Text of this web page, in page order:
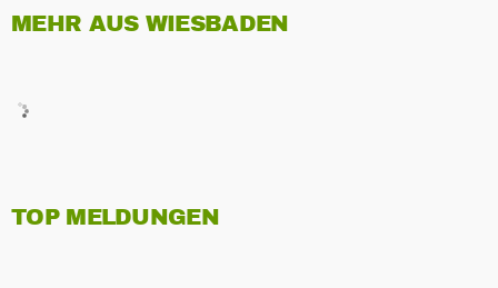
MEHR AUS WIESBADEN
TOP MELDUNGEN